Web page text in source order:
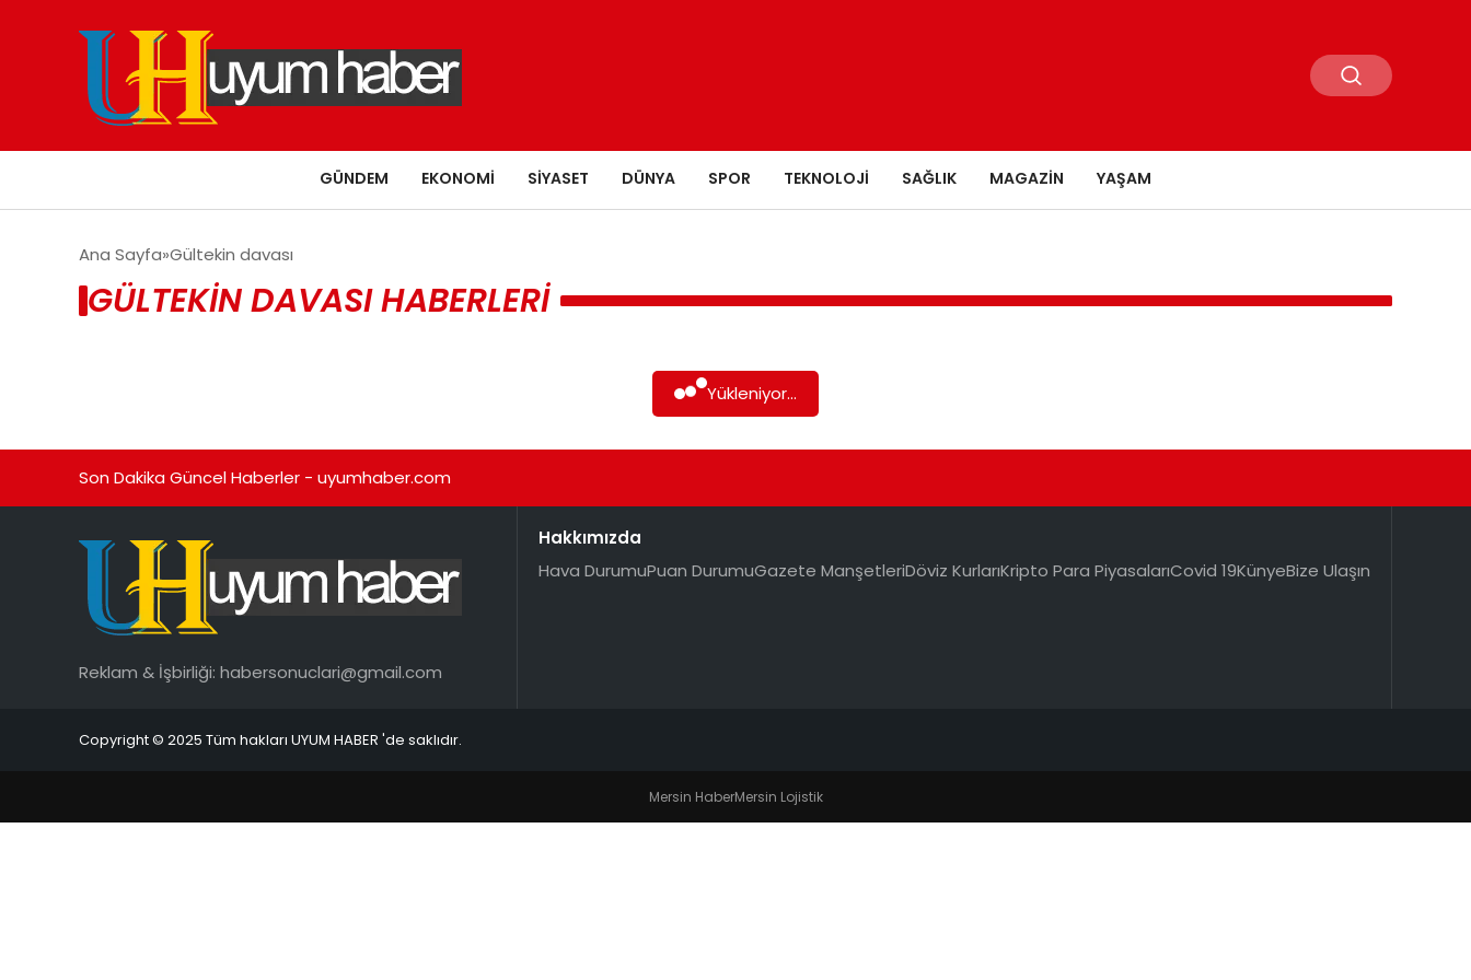
GÜNDEM EKONOMI SIYASET DÜNYA SPOR TEKNOLOJI SAĞLIK MAGAZIN YAŞAM
Ana Sayfa Gültekin davası
GÜLTEKIN DAVASI HABERLERI
Yükleniyor...
Son Dakika Güncel Haberler - uyumhaber.com
Reklam & İşbirliği: habersonuclari@gmail.com
Hakkımızda
Hava DurumuPuan DurumuGazete ManşetleriDöviz KurlarıKripto Para PiyasalarıCovid 19KünyeBize Ulaşın
Copyright © 2025 Tüm hakları UYUM HABER 'de saklıdır.
Mersin HaberMersin Lojistik